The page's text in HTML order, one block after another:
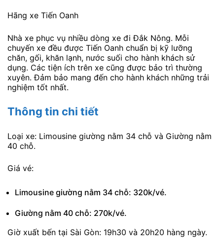
Hãng xe Tiến Oanh
Nhà xe phục vụ nhiều dòng xe đi Đắk Nông. Mỗi
chuyến xe đều được Tiến Oanh chuẩn bị kỹ lưỡng
chăn, gối, khăn lạnh, nước suối cho hành khách sử
dụng. Các tiện ích trên xe cũng được bảo trì thường
xuyên. Đảm bảo mang đến cho hành khách những trải
nghiệm tốt nhất.
Thông tin chi tiết
Loại xe: Limousine giường nằm 34 chỗ và Giường nằm
40 chỗ.
Giá vé:
Limousine giường nằm 34 chỗ: 320k/vé.
Giường nằm 40 chỗ: 270k/vé.
Giờ xuất bến tại Sài Gòn: 19h30 và 20h20 hàng ngày.